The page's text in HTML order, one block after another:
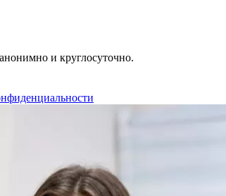
и круглосуточно.